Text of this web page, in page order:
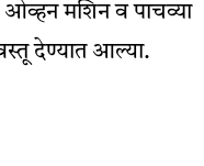
ओव्हन मशिन व पाचव्या
देण्यात आल्या.